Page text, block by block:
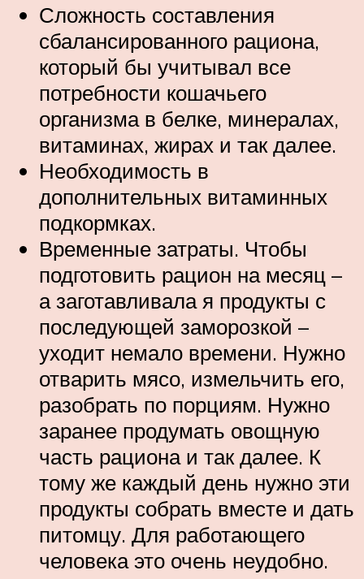
Сложность составления
сбалансированного рациона,
который бы учитывал все
потребности кошачьего
организма в белке, минералах,
витаминах, жирах и так далее.
Необходимость в
дополнительных витаминных
подкормках.
Временные затраты. Чтобы
подготовить рацион на месяц –
а заготавливала я продукты с
последующей заморозкой –
уходит немало времени. Нужно
отварить мясо, измельчить его,
разобрать по порциям. Нужно
заранее продумать овощную
часть рациона и так далее. К
тому же каждый день нужно эти
продукты собрать вместе и дать
питомцу. Для работающего
человека это очень неудобно.